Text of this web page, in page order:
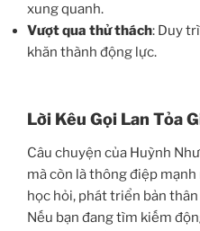
xung quanh.
Vượt qua thử thách: Duy
khăn thành động lực.
Lời Kêu Gọi Lan Tỏa
Câu chuyện của Huỳnh
mà còn là thông điệp
học hỏi, phát triển bản
Nếu bạn đang tìm kiếm